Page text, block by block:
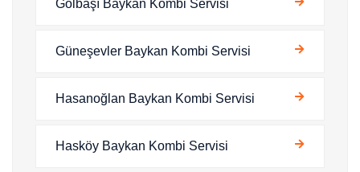
Gölbaşı Baykan Kombi Servisi
Güneşevler Baykan Kombi Servisi
Hasanoğlan Baykan Kombi Servisi
Hasköy Baykan Kombi Servisi